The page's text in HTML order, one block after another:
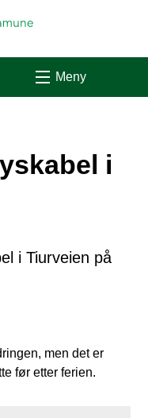
Meny
i
i Tiurveien på
men det er
før etter ferien.